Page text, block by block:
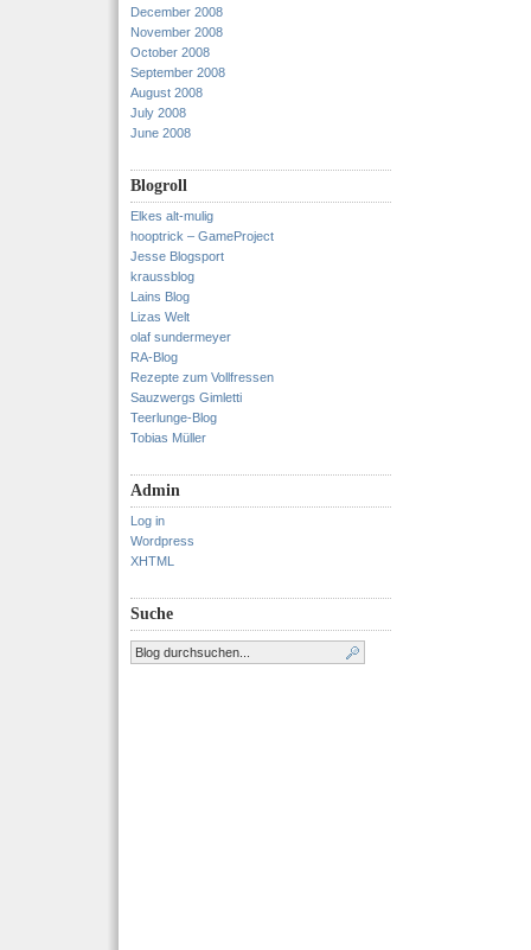
December 2008
November 2008
October 2008
September 2008
August 2008
July 2008
June 2008
Blogroll
Elkes alt-mulig
hooptrick – GameProject
Jesse Blogsport
kraussblog
Lains Blog
Lizas Welt
olaf sundermeyer
RA-Blog
Rezepte zum Vollfressen
Sauzwergs Gimletti
Teerlunge-Blog
Tobias Müller
Admin
Log in
Wordpress
XHTML
Suche